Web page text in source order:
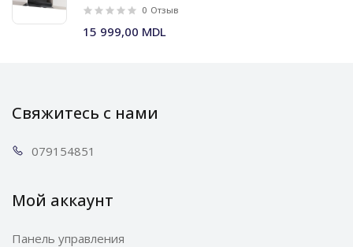
0 Отзыв
15 999,00 MDL
Свяжитесь с нами
0791 54851
Мой аккаунт
Панель управления